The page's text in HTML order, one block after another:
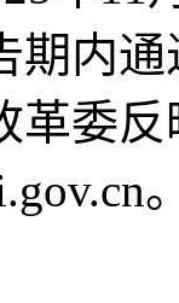
期内
革委